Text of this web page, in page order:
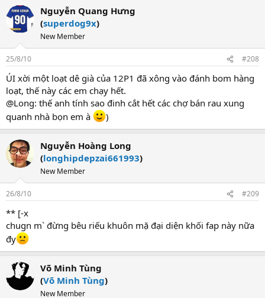
Nguyễn Quang Hưng
(superdog9x)
New Member
25/8/10 #208
ÚI xời một loạt dê già của 12P1 đã xông vào đánh bom hàng
loạt, thế này các em chạy hết.
@Long: thế anh tính sao đinh cắt hết các chợ bán rau xung
quanh nhà bọn em à
)
Nguyễn Hoàng Long
(longhipdepzai661993)
New Member
26/8/10 #209
** [-x
chugn m` đừng bêu riếu khuôn mặ đại diện khối fap này nữa
đy
Võ Minh Tùng
(Võ Minh Tùng)
New Member